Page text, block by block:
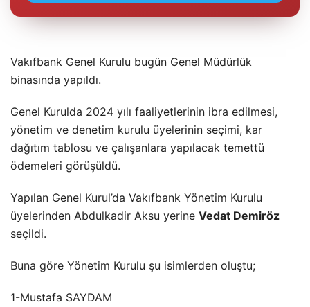
Vakıfbank Genel Kurulu bugün Genel Müdürlük
binasında yapıldı.
Genel Kurulda 2024 yılı faaliyetlerinin ibra edilmesi,
yönetim ve denetim kurulu üyelerinin seçimi, kar
dağıtım tablosu ve çalışanlara yapılacak temettü
ödemeleri görüşüldü.
Yapılan Genel Kurul’da Vakıfbank Yönetim Kurulu
üyelerinden Abdulkadir Aksu yerine Vedat Demiröz
seçildi.
Buna göre Yönetim Kurulu şu isimlerden oluştu;
1-Mustafa SAYDAM